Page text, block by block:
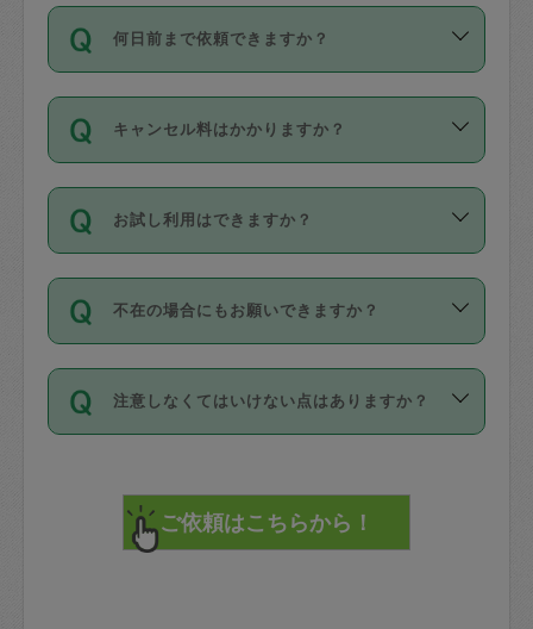
時間も被らない場合、損害保険の対象外
社員など様々なバックグラウンドの方が
登録しています。
日本語も話せる方など様々です。
ールに記載していますので、各自の得意
を依頼してください。
確認しています。タスカジさんトレーニ
ング動画を使ったセルフトレーニングの
現場トライアルを受け、合格したタスカ
ジさんが活動されています。
※テストセンターの講評は１件目のレビュ
参考
【詳細】タスカジさんの登録に際
依頼者とタスカジさんとの間でタスカジ
を通して成立した作業時間内での作業に
適用されます。作業範囲は、掃除、洗
です。作業中に物を壊したり、人にけが
をさせたりした場合が対象で、補償金額
す。
写真を撮り、
詳細FAQ：
損害賠償保険について教えて
何日前まで依頼できますか？
ご依頼は、現在を起点に3日後（72時間
以降）の日時から受付可能となっていま
す。
タスカジさんへ「募集」をかけることが
可能です。
キャンセル料はかかりますか？
キャンセル料には、以下の2種類がありま
す。
1. 直前キャンセル（定期、スポット契約
共通）
72時間を超える※と、以下のキャンセル
料が発生します。
直前キャンセル料：
72時間前〜24時間前＝依頼料金の50%
お試し利用はできますか？
「お試し利用」というメニューはありま
せんが、「一回のみ」依頼を活用するこ
とによって、気に入ったタスカジさんを
まず、条件の合う気になるタスカジさ
みてください。
その後、一番気に入ったタスカジさんに
不在の場合にもお願いできますか？
不在の場合の作業はタスカジさんの同意
が必要です。数回の依頼ののち、タスカ
ジさんと依頼者の間で十分な信頼関係が
てください。
不在時に部屋に入るためにタスカジさん
注意しなくてはいけない点はありますか？
で、必ず鍵のかかるロッカーや金庫に入
れて依頼者の責任の元管理するよう心掛
けてください。